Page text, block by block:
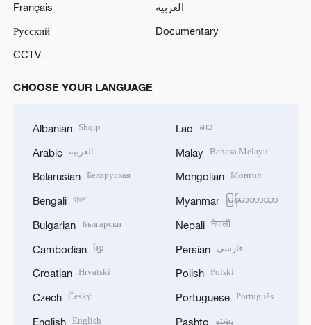
Français
العربية
Русский
Documentary
CCTV+
CHOOSE YOUR LANGUAGE
Albanian Shqip
Arabic العربية
Belarusian Беларуская
Bengali বাংলা
Bulgarian Български
Cambodian ខ្មែរ
Croatian Hrvatski
Czech Český
English English
Lao ລາວ
Malay Bahasa Melayu
Mongolian Монгол
Myanmar မြန်မာဘာသာ
Nepali नेपाली
Persian فارسی
Polish Polski
Portuguese Português
Pashto پښتو